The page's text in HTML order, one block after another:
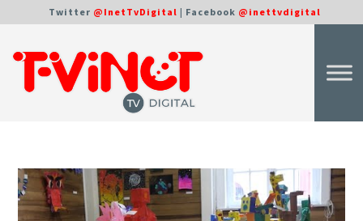
Twitter @InetTvDigital | Facebook @inettvdigital